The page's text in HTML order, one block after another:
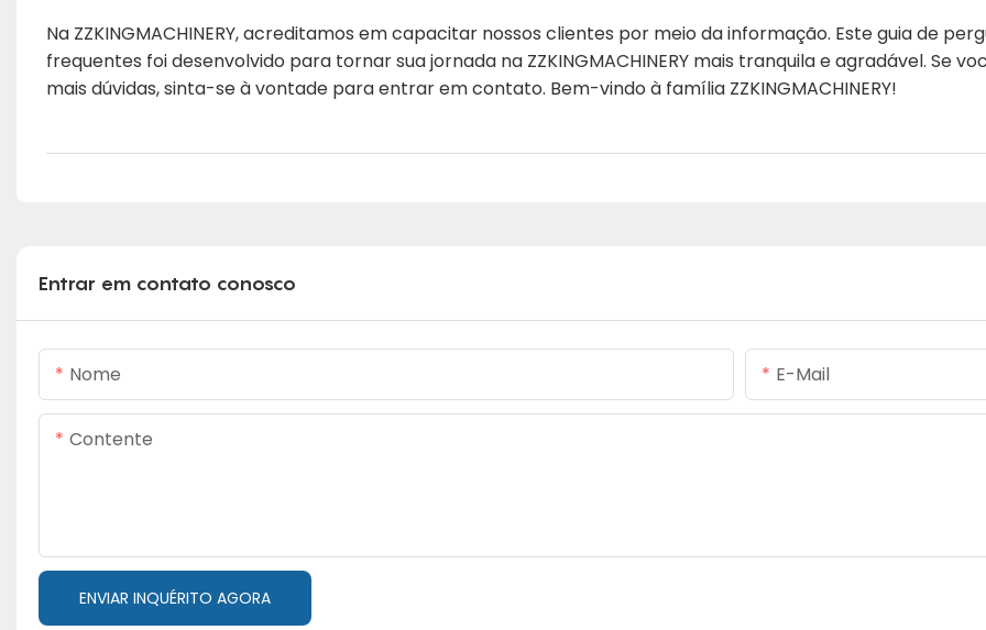
Na ZZKINGMACHINERY, acreditamos em capacitar nossos clientes por meio da informação. Este guia de
frequentes foi desenvolvido para tornar sua jornada na ZZKINGMACHINERY mais tranquila e agradável. Se
mais dúvidas, sinta-se à vontade para entrar em contato. Bem-vindo à família ZZKINGMACHINERY!
Entrar em contato conosco
Nome E-Mail
Contente
ENVIAR INQUÉRITO AGORA